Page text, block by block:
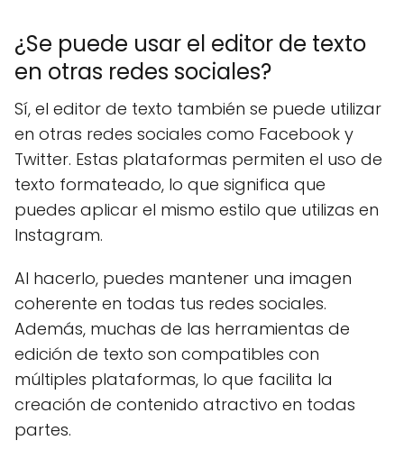
¿Se puede usar el editor de texto
en otras redes sociales?
Sí, el editor de texto también se puede utilizar
en otras redes sociales como Facebook y
Twitter. Estas plataformas permiten el uso de
texto formateado, lo que significa que
puedes aplicar el mismo estilo que utilizas en
Instagram.
Al hacerlo, puedes mantener una imagen
coherente en todas tus redes sociales.
Además, muchas de las herramientas de
edición de texto son compatibles con
múltiples plataformas, lo que facilita la
creación de contenido atractivo en todas
partes.